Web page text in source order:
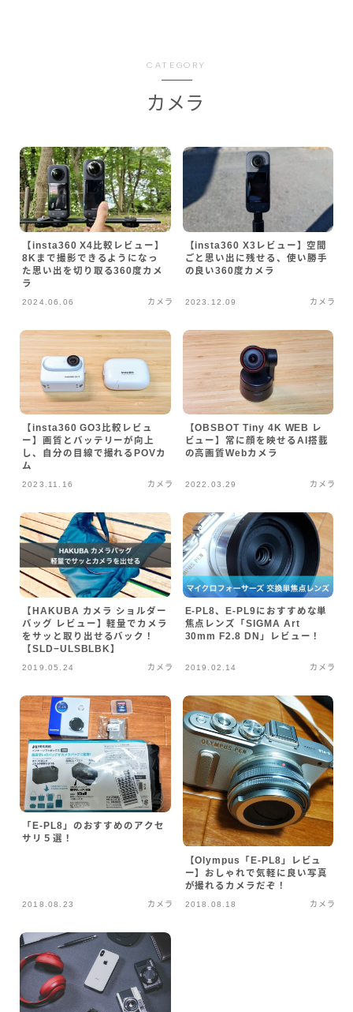
CATEGORY
カメラ
【insta360 X4比較レビュー】
8Kまで撮影できるようになっ
た思い出を切り取る360度カメ
ラ
2024.06.06 カメラ
【insta360 X3レビュー】空間
ごと思い出に残せる、使い勝手
の良い360度カメラ
2023.12.09 カメラ
【insta360 GO3比較レビュ
ー】画質とバッテリーが向上
し、自分の目線で撮れるPOVカ
ム
2023.11.16 カメラ
【OBSBOT Tiny 4K WEB レ
ビュー】常に顔を映せるAI搭載
の高画質Webカメラ
2022.03.29 カメラ
【HAKUBA カメラ ショルダー
バッグ レビュー】軽量でカメラ
をサッと取り出せるバック！
【SLD−ULSBLBK】
2019.05.24 カメラ
E-PL8、E-PL9におすすめな単
焦点レンズ「SIGMA Art
30mm F2.8 DN」レビュー！
2019.02.14 カメラ
「E-PL8」のおすすめのアクセ
サリ５選！
2018.08.23 カメラ
【Olympus「E-PL8」レビュ
ー】おしゃれで気軽に良い写真
が撮れるカメラだぞ！
2018.08.18 カメラ